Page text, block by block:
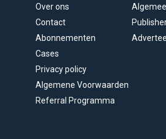
Over ons
Contact
Abonnementen
Cases
Privacy policy
Algemene Voorwaarden
Referral Programma